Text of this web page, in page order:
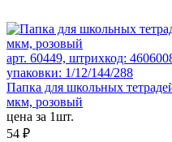
арт. 60449, штрихкод:
упаковки: 1/12/144/288
Папка для школьных
мкм, розовый
цена за 1шт.
54 ₽